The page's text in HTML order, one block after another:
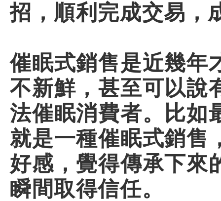
招，順利完成交易，
催眠式銷售是近幾年
不新鮮，甚至可以說
法催眠消費者。比如
就是一種催眠式銷售
好感，覺得傳承下來
瞬間取得信任。